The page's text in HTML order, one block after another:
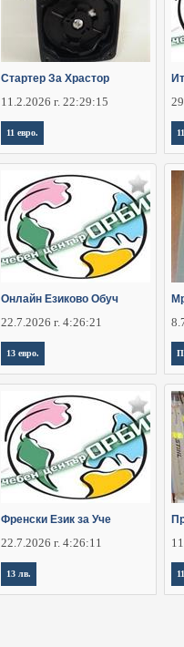
Стартер За Храстор
11.2.2026 г. 22:29:15
11 евро.
Онлайн Езиково Обуч
22.7.2026 г. 4:26:21
13 евро.
Френски Език за Уче
22.7.2026 г. 4:26:11
13 лв.